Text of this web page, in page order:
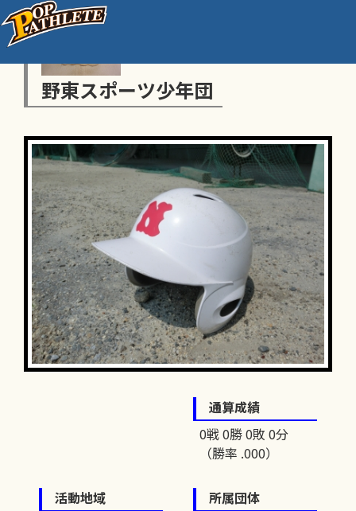
野東スポーツ少年団
通算成績
0戦 0勝 0敗 0分
（勝率 .000）
活動地域
所属団体